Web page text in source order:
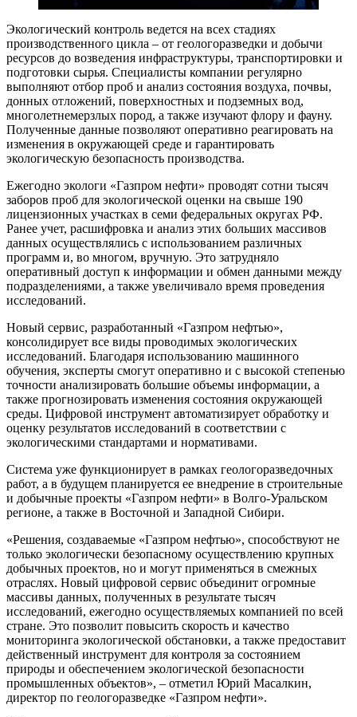
Экологический контроль ведется на всех стадиях
производственного цикла – от геологоразведки и добычи
ресурсов до возведения инфраструктуры, транспортировки и
подготовки сырья. Специалисты компании регулярно
выполняют отбор проб и анализ состояния воздуха, почвы,
донных отложений, поверхностных и подземных вод,
многолетнемерзлых пород, а также изучают флору и фауну.
Полученные данные позволяют оперативно реагировать на
изменения в окружающей среде и гарантировать
экологическую безопасность производства.
Ежегодно экологи «Газпром нефти» проводят сотни тысяч
заборов проб для экологической оценки на свыше 190
лицензионных участках в семи федеральных округах РФ.
Ранее учет, расшифровка и анализ этих больших массивов
данных осуществлялись с использованием различных
программ и, во многом, вручную. Это затрудняло
оперативный доступ к информации и обмен данными между
подразделениями, а также увеличивало время проведения
исследований.
Новый сервис, разработанный «Газпром нефтью»,
консолидирует все виды проводимых экологических
исследований. Благодаря использованию машинного
обучения, эксперты смогут оперативно и с высокой степенью
точности анализировать большие объемы информации, а
также прогнозировать изменения состояния окружающей
среды. Цифровой инструмент автоматизирует обработку и
оценку результатов исследований в соответствии с
экологическими стандартами и нормативами.
Система уже функционирует в рамках геологоразведочных
работ, а в будущем планируется ее внедрение в строительные
и добычные проекты «Газпром нефти» в Волго-Уральском
регионе, а также в Восточной и Западной Сибири.
«Решения, создаваемые «Газпром нефтью», способствуют не
только экологически безопасному осуществлению крупных
добычных проектов, но и могут применяться в смежных
отраслях. Новый цифровой сервис объединит огромные
массивы данных, полученных в результате тысяч
исследований, ежегодно осуществляемых компанией по всей
стране. Это позволит повысить скорость и качество
мониторинга экологической обстановки, а также предоставит
действенный инструмент для контроля за состоянием
природы и обеспечением экологической безопасности
промышленных объектов», – отметил Юрий Масалкин,
директор по геологоразведке «Газпром нефти».